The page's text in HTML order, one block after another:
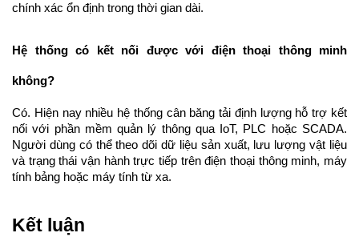
chính xác ổn định trong thời gian dài.
Hệ thống có kết nối được với điện thoại thông minh
không?
Có. Hiện nay nhiều hệ thống cân băng tải định lượng hỗ trợ kết
nối với phần mềm quản lý thông qua IoT, PLC hoặc SCADA.
Người dùng có thể theo dõi dữ liệu sản xuất, lưu lượng vật liệu
và trạng thái vận hành trực tiếp trên điện thoại thông minh, máy
tính bảng hoặc máy tính từ xa.
Kết luận